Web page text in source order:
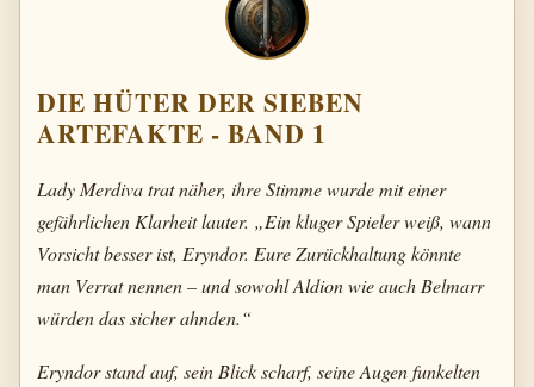
DIE HÜTER DER SIEBEN
ARTEFAKTE - BAND 1
Lady Merdiva trat näher, ihre Stimme wurde mit einer
gefährlichen Klarheit lauter. „Ein kluger Spieler weiß, wann
Vorsicht besser ist, Eryndor. Eure Zurückhaltung könnte
man Verrat nennen – und sowohl Aldion wie auch Belmarr
würden das sicher ahnden.“
Eryndor stand auf, sein Blick scharf, seine Augen funkelten